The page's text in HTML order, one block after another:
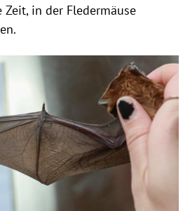
in der Fledermäuse